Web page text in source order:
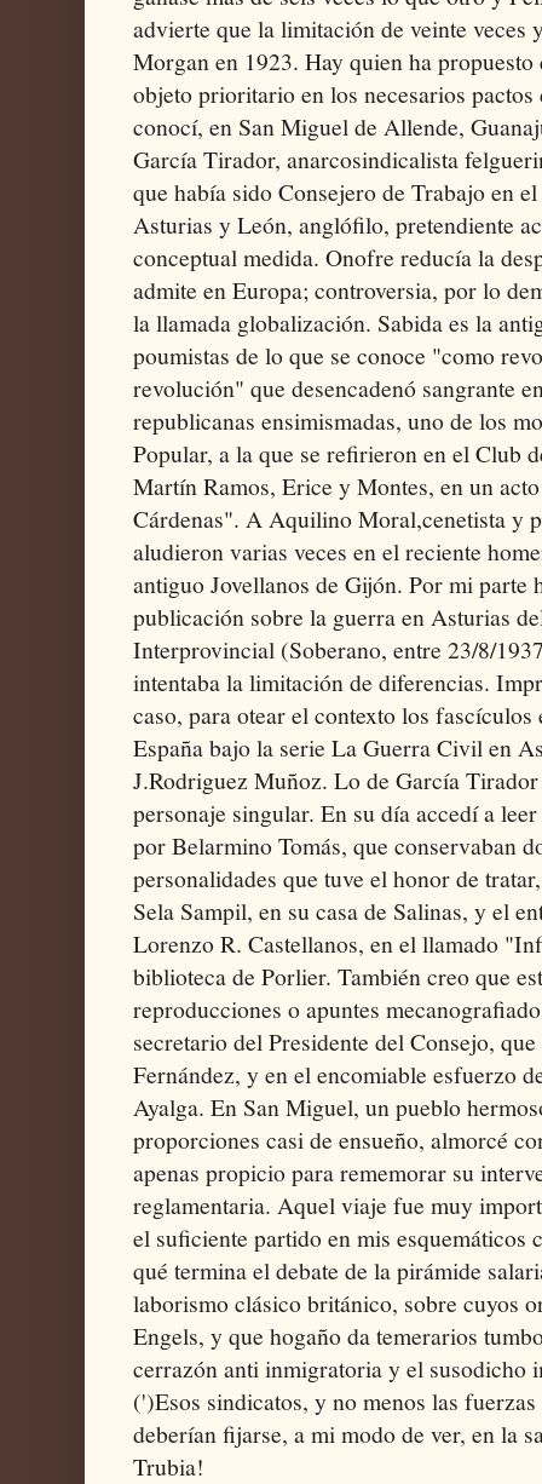
advierte que la limitación de veinte veces
Morgan en 1923. Hay quien ha propuesto
objeto prioritario en los necesarios
conocí, en San Miguel de Allende,
García Tirador, anarcosindicalista
que había sido Consejero de Trabajo en
Asturias y León, anglófilo, pretendiente
conceptual medida. Onofre reducía la
admite en Europa; controversia, por lo
la llamada globalización. Sabida es la
poumistas de lo que se conoce "como
revolución" que desencadenó sangrante
republicanas ensimismadas, uno de los
Popular, a la que se refirieron en el Club
Martín Ramos, Erice y Montes, en un
Cárdenas". A Aquilino Moral,cenetista y
aludieron varias veces en el reciente
antiguo Jovellanos de Gijón. Por mi parte
publicación sobre la guerra en Asturias
Interprovincial (Soberano, entre 23/8/
intentaba la limitación de diferencias.
caso, para otear el contexto los
España bajo la serie La Guerra Civil en
J.Rodriguez Muñoz. Lo de García
personaje singular. En su día accedí a
por Belarmino Tomás, que conservaban
personalidades que tuve el honor de
Sela Sampil, en su casa de Salinas, y el
Lorenzo R. Castellanos, en el llamado
biblioteca de Porlier. También creo que
reproducciones o apuntes
secretario del Presidente del Consejo,
Fernández, y en el encomiable esfuerzo
Ayalga. En San Miguel, un pueblo
proporciones casi de ensueño, almorcé
apenas propicio para rememorar su
reglamentaria. Aquel viaje fue muy
el suficiente partido en mis esquemáticos
qué termina el debate de la pirámide
laborismo clásico británico, sobre cuyos
Engels, y que hogaño da temerarios
cerrazón anti inmigratoria y el susodicho
(')Esos sindicatos, y no menos las
deberían fijarse, a mi modo de ver, en la
Trubia!